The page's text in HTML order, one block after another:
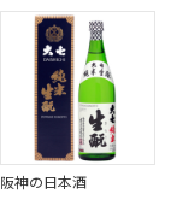
阪神の日本酒